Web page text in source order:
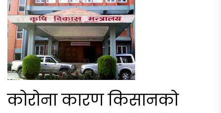
कोरोना कारण किसानको